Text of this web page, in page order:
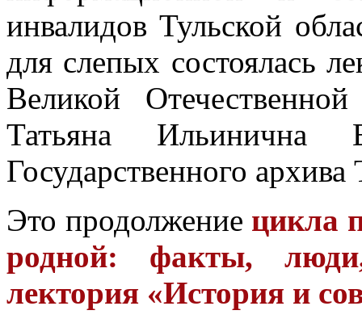
инвалидов Тульской
для слепых состоялась
Великой
Татьяна Ильинична
Государственного архива
Это продолжение цикла
родной: факты, люди,
лектория «История и